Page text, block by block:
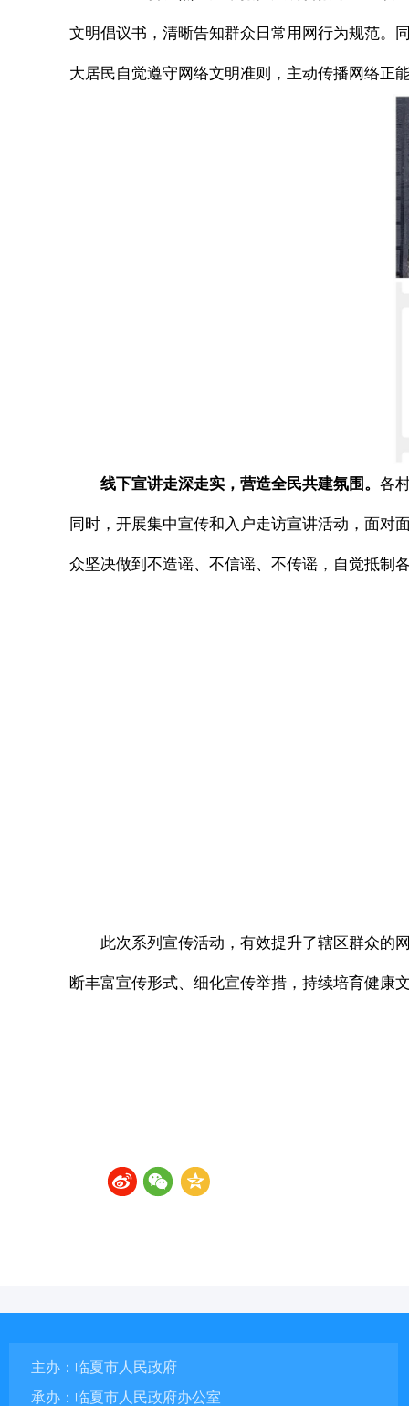
文明倡议书，清晰告知群众日常用网行为规范。
大居民自觉遵守网络文明准则，主动传播网络正
线下宣讲走深走实，营造全民共建氛围。 各
同时，开展集中宣传和入户走访宣讲活动，面对
众坚决做到不造谣、不信谣、不传谣，自觉抵制
此次系列宣传活动，有效提升了辖区群众的
断丰富宣传形式、细化宣传举措，持续培育健康
主办：临夏市人民政府
承办：临夏市人民政府办公室